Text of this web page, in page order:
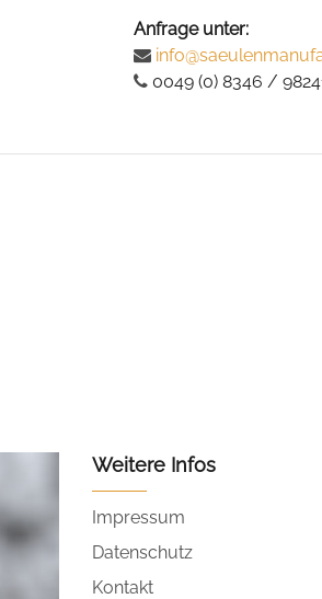
Anfrage unter:
0049 (0) 8346 /
Weitere Infos
Impressum
Datenschutz
Kontakt